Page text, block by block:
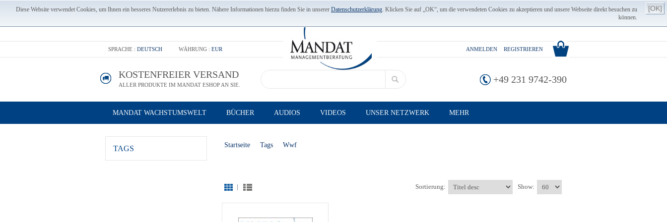
Diese Website verwendet Cookies, um Ihnen ein besseres Nutzererlebnis zu bieten. Nähere Informationen hierzu finden Sie in unserer Datenschutzerklärung. Klicken Sie auf „OK“, um die verwendeten Cookies zu akzeptieren und unsere Webseite direkt besuchen zu
können.
[OK]
SPRACHE : DEUTSCH WÄHRUNG : EUR ANMELDEN REGISTRIEREN
KOSTENFREIER VERSAND
ALLER PRODUKTE IM MANDAT ESHOP AN SIE. +49 231 9742-390
MANDAT WACHSTUMSWELT BÜCHER AUDIOS VIDEOS UNSER NETZWERK MEHR
TAGS Startseite Tags Wwf
| Sortierung: Show: